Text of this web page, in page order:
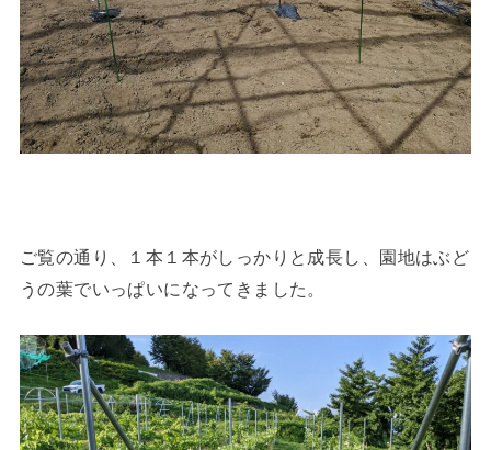
ご覧の通り、１本１本がしっかりと成長し、園地はぶど
うの葉でいっぱいになってきました。